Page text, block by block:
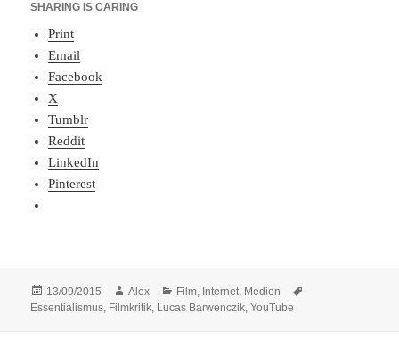
SHARING IS CARING
Print
Email
Facebook
X
Tumblr
Reddit
LinkedIn
Pinterest
Posted
on
13/09/2015 Author
Alex Categories
Film, Internet, Medien
Essentialismus, Filmkritik, Lucas Barwenczik,YouTube